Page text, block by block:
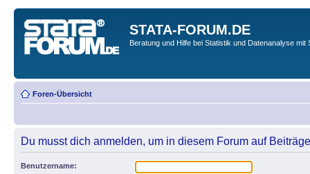
STATA-FORUM.DE
Beratung und Hilfe bei Statistik und Datenanalyse mit
Foren-Übersicht
Du musst dich anmelden, um in diesem Forum auf
Benutzername: